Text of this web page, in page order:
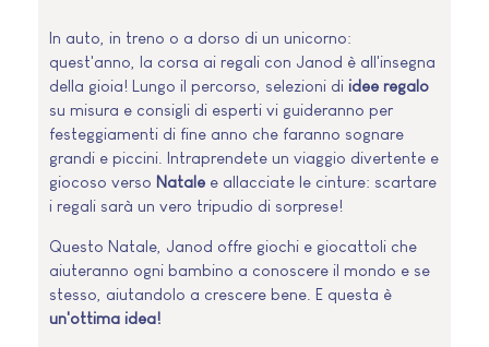
In auto, in treno o a dorso di un unicorno:
quest'anno, la corsa ai regali con Janod è all'insegna
della gioia! Lungo il percorso, selezioni di idee regalo
su misura e consigli di esperti vi guideranno per
festeggiamenti di fine anno che faranno sognare
grandi e piccini. Intraprendete un viaggio divertente e
giocoso verso Natale e allacciate le cinture: scartare
i regali sarà un vero tripudio di sorprese!
Questo Natale, Janod offre giochi e giocattoli che
aiuteranno ogni bambino a conoscere il mondo e se
stesso, aiutandolo a crescere bene. E questa è
un'ottima idea!